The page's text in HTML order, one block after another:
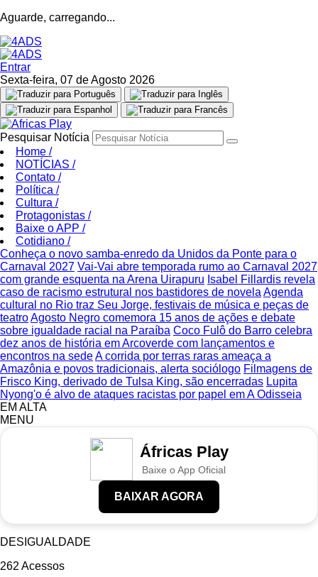
Aguarde, carregando...
Entrar
Sexta-feira, 07 de Agosto 2026
Pesquisar Notícia
Home /
NOTÍCIAS /
Contato /
Política /
Cultura /
Protagonistas /
Baixe o APP /
Cotidiano /
Conheça o novo samba-enredo da Unidos da Ponte para o
Carnaval 2027 Vai-Vai abre temporada rumo ao Carnaval 2027
com grande esquenta na Arena Uirapuru Isabel Fillardis revela
caso de racismo estrutural nos bastidores de novela Agenda
cultural no Rio traz Seu Jorge, festivais de música e peças de
teatroAgosto Negro comemora 15 anos de ações e debate
sobre igualdade racial na Paraíba Coco Fulô do Barro celebra
dez anos de história em Arcoverde com lançamentos e
encontros na sedeA corrida por terras raras ameaça a
Amazônia e povos tradicionais, alerta sociólogo Filmagens de
Frisco King, derivado de Tulsa King, são encerradas Lupita
Nyong'o é alvo de ataques racistas por papel em A Odisseia
EM ALTA
MENU
Áfricas Play
Baixe o App Oficial
BAIXAR AGORA
DESIGUALDADE
262 Acessos